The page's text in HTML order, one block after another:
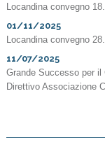
Locandina convegno
01/11/2025
Locandina convegno
11/07/2025
Grande Successo per il
Direttivo Associazione